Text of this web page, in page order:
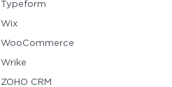
Typeform
Wix
WooCommerce
Wrike
ZOHO CRM